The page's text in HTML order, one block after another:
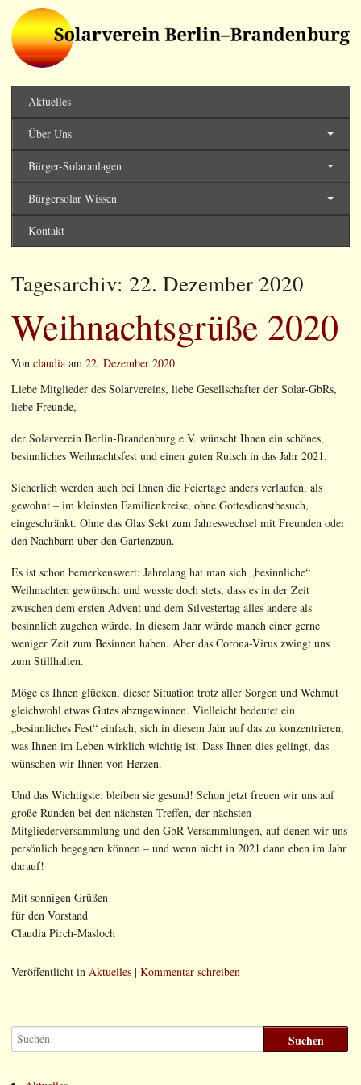
Solarverein Berlin-
Brandenburg
Aktuelles
Über Uns
Bürger-Solaranlagen
Bürgersolar Wissen
Kontakt
Tagesarchiv: 22. Dezember 2020
Weihnachtsgrüße 2020
Von claudia am 22. Dezember 2020
Liebe Mitglieder des Solarvereins, liebe Gesellschafter der Solar-GbRs,
liebe Freunde,
der Solarverein Berlin-Brandenburg e.V. wünscht Ihnen ein schönes,
besinnliches Weihnachtsfest und einen guten Rutsch in das Jahr 2021.
Sicherlich werden auch bei Ihnen die Feiertage anders verlaufen, als
gewohnt – im kleinsten Familienkreise, ohne Gottesdienstbesuch,
eingeschränkt. Ohne das Glas Sekt zum Jahreswechsel mit Freunden oder
den Nachbarn über den Gartenzaun.
Es ist schon bemerkenswert: Jahrelang hat man sich „besinnliche“
Weihnachten gewünscht und wusste doch stets, dass es in der Zeit
zwischen dem ersten Advent und dem Silvestertag alles andere als
besinnlich zugehen würde. In diesem Jahr würde manch einer gerne
weniger Zeit zum Besinnen haben. Aber das Corona-Virus zwingt uns
zum Stillhalten.
Möge es Ihnen glücken, dieser Situation trotz aller Sorgen und Wehmut
gleichwohl etwas Gutes abzugewinnen. Vielleicht bedeutet ein
„besinnliches Fest“ einfach, sich in diesem Jahr auf das zu konzentrieren,
was Ihnen im Leben wirklich wichtig ist. Dass Ihnen dies gelingt, das
wünschen wir Ihnen von Herzen.
Und das Wichtigste: bleiben sie gesund! Schon jetzt freuen wir uns auf
große Runden bei den nächsten Treffen, der nächsten
Mitgliederversammlung und den GbR-Versammlungen, auf denen wir uns
persönlich begegnen können – und wenn nicht in 2021 dann eben im Jahr
darauf!
Mit sonnigen Grüßen
für den Vorstand
Claudia Pirch-Masloch
Veröffentlicht in Aktuelles | Kommentar schreiben